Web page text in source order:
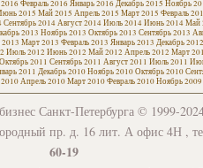
Февраль 2016 Январь 2016 Декабрь 2015 Ноябрь
2015 Май 2015 Апрель 2015 Март 2015 Февраль
Сентябрь 2014Август 2014Июль 2014Июнь 2014Май
2013 Ноябрь 2013 Октябрь 2013 Сентябрь 2013
2013 Март 2013 Февраль 2013 Январь 2013 Декабрь 2012
Июль 2012 Июнь 2012 Май 2012 Апрель 2012 Март
Октябрь 2011 Сентябрь 2011 Август 2011 Июль 2011
2011 Декабрь 2010Ноябрь 2010Октябрь 2010
Апрель 2010Март 2010Февраль 2010Ноябрь 2009
Санкт-Петербурга © 1999-
пр. д. 16 лит. А офис 4Н ,
60-19